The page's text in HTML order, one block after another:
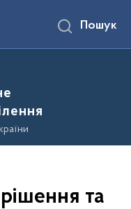
Пошук
та